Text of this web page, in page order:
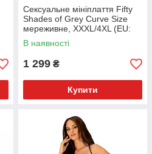
Сексуальне мініплаття Fifty
Shades of Grey Curve Size
мереживне, XXXL/4XL (EU:
54-58)
В наявності
1 299 ₴
Купити